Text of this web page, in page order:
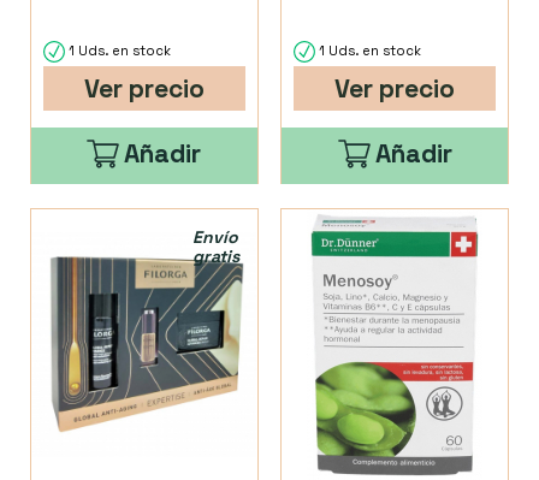
1 Uds. en stock
Ver precio
Añadir
1 Uds. en stock
Ver precio
Añadir
Envío
gratis